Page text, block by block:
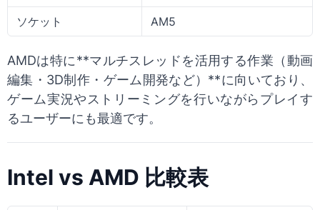
ソケット AM5
AMDは特に**マルチスレッドを活用する作業（動画
編集・3D制作・ゲーム開発など）**に向いており、
ゲーム実況やストリーミングを行いながらプレイす
るユーザーにも最適です。
Intel vs AMD 比較表